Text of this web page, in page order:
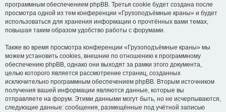
программным обеспечением phpBB. Третья cookie будет создана после
просмотра одной из тем конференции «Грузоподъёмные краны» и будет
использоваться для хранения информации о прочтённых вами темах,
повышая таким образом удобство работы с форумами.
Также во время просмотра конференции «Грузоподъёмные краны» мы
можем установить cookies, внешние по отношению к программному
обеспечению phpBB, однако они выходят за рамки этого документа,
целью которого является рассмотрение страниц, созданных
исключительно программным обеспечением phpBB. Вторым источником
получения вашей информации являются данные, которые вы
отправляете на форум. Этими данными могут быть, но не исчерпываются,
следующие данные: сообщения, размещённые под учётной записью